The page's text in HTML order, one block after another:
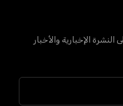
الإخبارية والأخبار